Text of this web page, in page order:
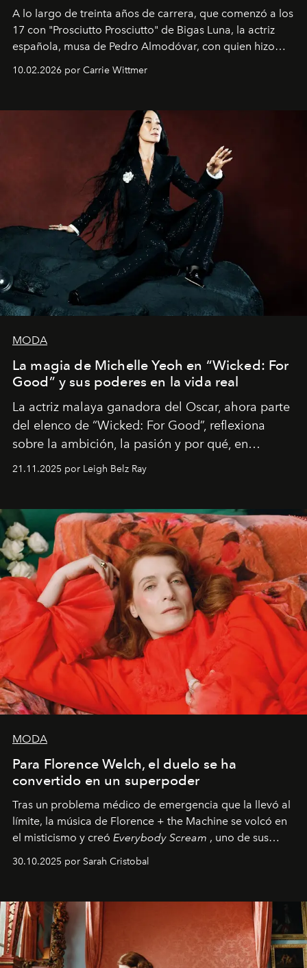
A lo largo de treinta años de carrera, que comenzó a los
17 con "Prosciutto Prosciutto" de Bigas Luna, la actriz
española, musa de Pedro Almodóvar, con quien hizo
Barcelona", ha dividido su tiempo entre Europa y
dirigida por Maggie Gyllenhaal.
10.02.2026 por Carrie Wittmer
MODA
La magia de Michelle Yeoh en “Wicked: For
Good” y sus poderes en la vida real
La actriz malaya ganadora del Oscar, ahora parte
del elenco de “Wicked: For Good”, reflexiona
sobre la ambición, la pasión y por qué, en
ocasiones, la introspección puede esperar. “Es
importa si no lo entienden’”, confiesa.
21.11.2025 por Leigh Belz Ray
MODA
Para Florence Welch, el duelo se ha
convertido en un superpoder
Tras un problema médico de emergencia que la llevó al
límite, la música de Florence + the Machine se volcó en
el misticismo y creó Everybody Scream , uno de sus
álbumes más profundos hasta la fecha.
30.10.2025 por Sarah Cristobal